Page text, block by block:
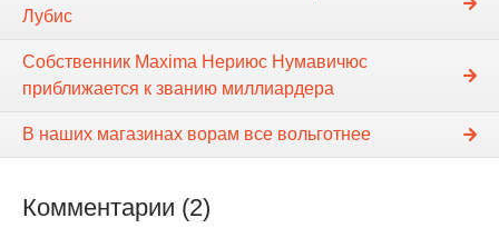
Лубис
Собственник Maxima Нериюс Нумавичюс
приближается к званию миллиардера
В наших магазинах ворам все вольготнее
Комментарии (2)